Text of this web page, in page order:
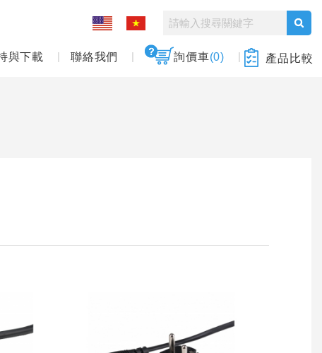
與下載 聯絡我們 詢價車(0) 產品比較